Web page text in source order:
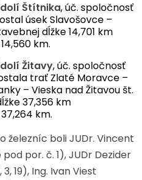
Štítnika, úč. spoločnosť
úsek Slavošovce –
dĺžke 14,701 km
km.
Žitavy, úč. spoločnosť
trať Zlaté Moravce –
– Vieska nad Žitavou št.
37,356 km
km.
železníc boli JUDr. Vincent
por. č. 1), JUDr Dezider
19), Ing. Ivan Viest